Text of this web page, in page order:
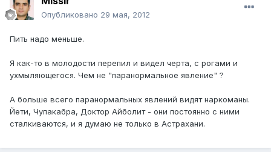
Опубликовано 29 мая, 2012
Пить надо меньше.
Я как-то в молодости перепил и видел черта, с рогами и
ухмыляющегося. Чем не "паранормальное явление" ?
А больше всего паранормальных явлений видят наркоманы.
Йети, Чупакабра, Доктор Айболит - они постоянно с ними
сталкиваются, и я думаю не только в Астрахани.